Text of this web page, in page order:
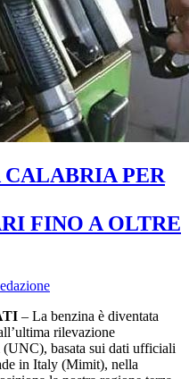
PER
FINO A OLTRE
– La benzina è diventata
rilevazione
basata sui dati ufficiali
in Italy (Mimit), nella